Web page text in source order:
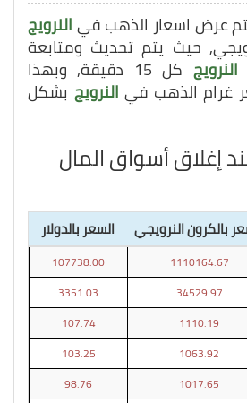
عرض اسعار الذهب فيالنرويج
حيث يتم تحديث ومتابعة
النرويج كل 15 دقيقة, وبهذا
غرام الذهب في النرويج بشكل
إغلاق أسواق المال
بالكرون النرويجي السعر بالدولار
1110164.67
107738.00
34529.97
3351.03
1110.19
107.74
1063.92
103.25
1017.65
98.76